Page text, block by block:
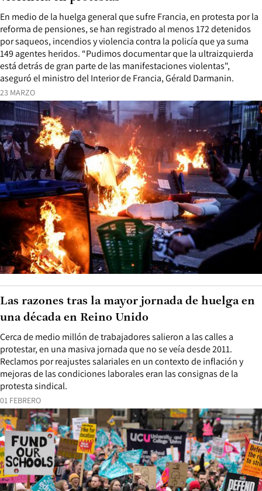
23 MARZO
En medio de la huelga general que sufre Francia, en protesta por la
reforma de pensiones, se han registrado al menos 172 detenidos
por saqueos, incendios y violencia contra la policía que ya suma
149 agentes heridos. “Pudimos documentar que la ultraizquierda
está detrás de gran parte de las manifestaciones violentas",
aseguró el ministro del Interior de Francia, Gérald Darmanin.
01 FEBRERO
Cerca de medio millón de trabajadores salieron a las calles a
protestar, en una masiva jornada que no se veía desde 2011.
Reclamos por reajustes salariales en un contexto de inflación y
mejoras de las condiciones laborales eran las consignas de la
protesta sindical.
Las razones tras la mayor jornada de huelga en
una década en Reino Unido